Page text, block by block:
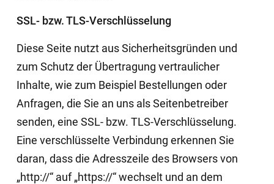
SSL- bzw. TLS-Verschlüsselung
Diese Seite nutzt aus Sicherheitsgründen und
zum Schutz der Übertragung vertraulicher
Inhalte, wie zum Beispiel Bestellungen oder
Anfragen, die Sie an uns als Seitenbetreiber
senden, eine SSL- bzw. TLS-Verschlüsselung.
Eine verschlüsselte Verbindung erkennen Sie
daran, dass die Adresszeile des Browsers von
„http://“ auf „https://“ wechselt und an dem